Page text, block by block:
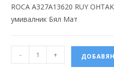
ROCA A327A13620 RUY
умивалник Бял Мат
- +